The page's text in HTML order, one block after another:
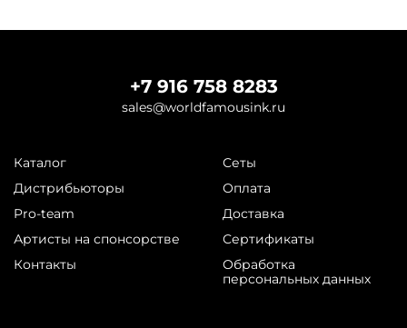
Каталог
Дистрибьюторы
Pro-team
Артисты на спонсорстве
Контакты
Сеты
Оплата
Доставка
Сертификаты
Обработка
персональных данных
+7 916 758 8283
sales@worldfamousink.ru